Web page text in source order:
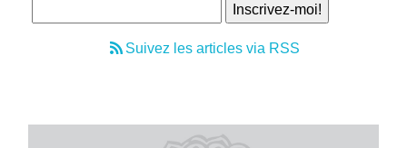
Suivez les articles via RSS